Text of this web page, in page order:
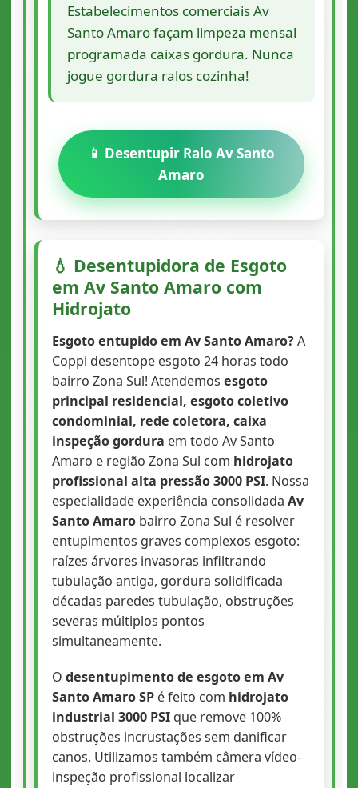
Estabelecimentos comerciais Av
Santo Amaro façam limpeza mensal
programada caixas gordura. Nunca
jogue gordura ralos cozinha!
📱 Desentupir Ralo Av Santo
Amaro
💧 Desentupidora de Esgoto
em Av Santo Amaro com
Hidrojato
Esgoto entupido em Av Santo Amaro?A
Coppi desentope esgoto 24 horas todo
bairro Zona Sul! Atendemos esgoto
principal residencial, esgoto coletivo
condominial, rede coletora, caixa
inspeção gordura em todo Av Santo
Amaro e região Zona Sul com hidrojato
profissional alta pressão 3000 PSI. Nossa
especialidade experiência consolidada Av
Santo Amarobairro Zona Sul é resolver
entupimentos graves complexos esgoto:
raízes árvores invasoras infiltrando
tubulação antiga, gordura solidificada
décadas paredes tubulação, obstruções
severas múltiplos pontos
simultaneamente.
O desentupimento de esgoto em Av
Santo Amaro SPé feito com hidrojato
industrial 3000 PSIque remove 100%
obstruções incrustações sem danificar
canos. Utilizamos também câmera vídeo-
inspeção profissional localizar